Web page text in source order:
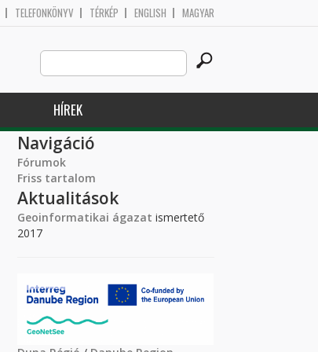
TELEFONKÖNYV TÉRKÉP ENGLISH MAGYAR
Search
this
site
HÍREK
Navigáció
Fórumok
Friss tartalom
Aktualitások
Geoinformatikai ágazat ismertető
2017